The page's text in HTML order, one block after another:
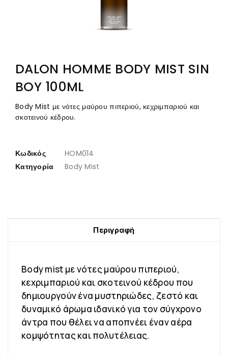
DALON HOMME BODY MIST SIN
BOY 100ML
Body Mist με νότες μαύρου πιπεριού, κεχριμπαριού και
σκοτεινού κέδρου.
Κωδικός
HOM014
Κατηγορία
Body Mist
Περιγραφή
Body mist με νότες μαύρου πιπεριού,
κεχριμπαριού και σκοτεινού κέδρου που
δημιουργούν ένα μυστηριώδες, ζεστό και
δυναμικό άρωμα ιδανικό για τον σύγχρονο
άντρα που θέλει να αποπνέει έναν αέρα
κομψότητας και πολυτέλειας.